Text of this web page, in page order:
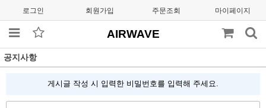
로그인 회원가입 주문조회 마이페이지
AIRWAVE
공지사항
게시글 작성 시 입력한 비밀번호를 입력해 주세요.